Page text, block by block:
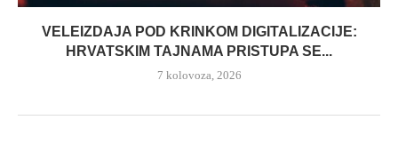
VELEIZDAJA POD KRINKOM DIGITALIZACIJE:
HRVATSKIM TAJNAMA PRISTUPA SE...
7 kolovoza, 2026